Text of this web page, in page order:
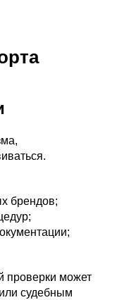
брендов;
проверки может
судебным